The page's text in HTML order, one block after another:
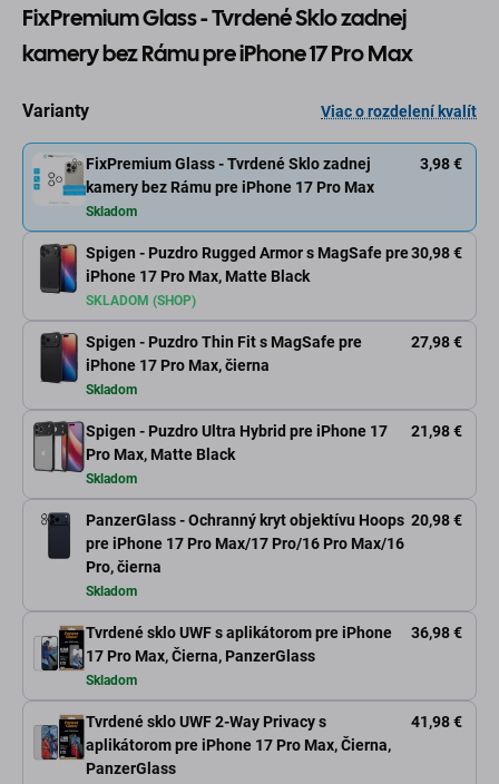
FixPremium Glass - Tvrdené Sklo zadnej
kamery bez Rámu pre iPhone 17 Pro Max
Varianty Viac o rozdelení kvalít
Spigen - Puzdro Rugged Armor s MagSafe pre
iPhone 17 Pro Max, Matte Black
30,98 €
SKLADOM (SHOP)
Spigen - Puzdro Thin Fit s MagSafe pre
iPhone 17 Pro Max, čierna
27,98 €
Skladom
Spigen - Puzdro Ultra Hybrid pre iPhone 17
Pro Max, Matte Black
21,98 €
Skladom
PanzerGlass - Ochranný kryt objektívu Hoops
pre iPhone 17 Pro Max/17 Pro/16 Pro Max/16
Pro, čierna
20,98 €
Skladom
Tvrdené sklo UWF s aplikátorom pre iPhone
17 Pro Max, Čierna, PanzerGlass
36,98 €
Skladom
Tvrdené sklo UWF 2-Way Privacy s
aplikátorom pre iPhone 17 Pro Max, Čierna,
PanzerGlass
41,98 €
FixPremium Glass - Tvrdené Sklo zadnej
kamery bez Rámu pre iPhone 17 Pro Max
3,98 €
Skladom